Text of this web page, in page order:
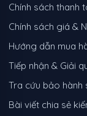
Chính sách thanh
Chính sách giá &
Hướng dẫn mua
Tiếp nhận & Giải
Tra cứu bảo hành
Bài viết chia sẻ